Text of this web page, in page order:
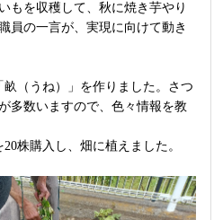
もを収穫して、秋に焼き芋やり
員の一言が、実現に向けて動き
（うね）」を作りました。さつ
多数いますので、色々情報を教
株購入し、畑に植えました。